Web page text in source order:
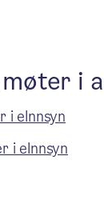
i
i eInnsyn
i eInnsyn